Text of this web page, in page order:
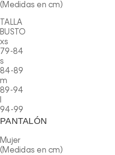
(Medidas en cm)
TALLA
BUSTO
xs
79-84
s
84-89
m
89-94
94-99
PANTALÓN
Mujer
(Medidas en cm)